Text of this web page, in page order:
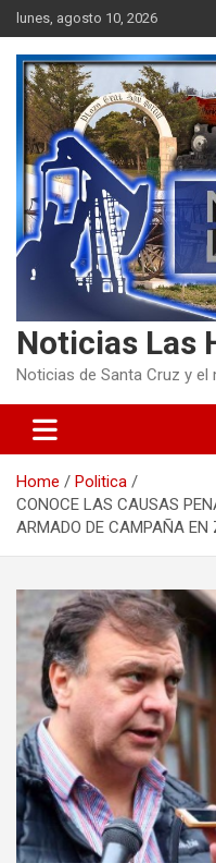
Skip
to
content
lunes, agosto 10, 2026
Noticias Las
Noticias de Santa Cruz y el
Home
Politica
CONOCE LAS CAUSAS
ARMADO DE CAMPAÑA EN